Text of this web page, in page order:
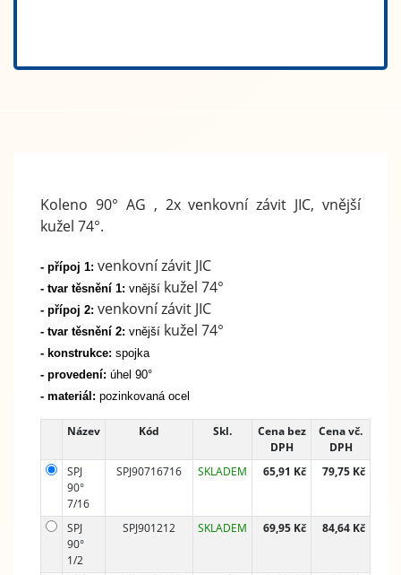
Koleno 90° AG , 2x venkovní závit JIC, vnější
kužel 74°.
- přípoj 1: venkovní závit JIC
- tvar těsnění 1: vnější kužel 74°
- přípoj 2: venkovní závit JIC
- tvar těsnění 2: vnější kužel 74°
- konstrukce: spojka
- provedení: úhel 90°
- materiál: pozinkovaná ocel
Název Kód Skl.
Cena bez
DPH
Cena vč.
DPH
SPJ
90°
7/16
SPJ90716716 SKLADEM 65,91 Kč 79,75 Kč
SPJ
90°
1/2
SPJ901212 SKLADEM 69,95 Kč 84,64 Kč